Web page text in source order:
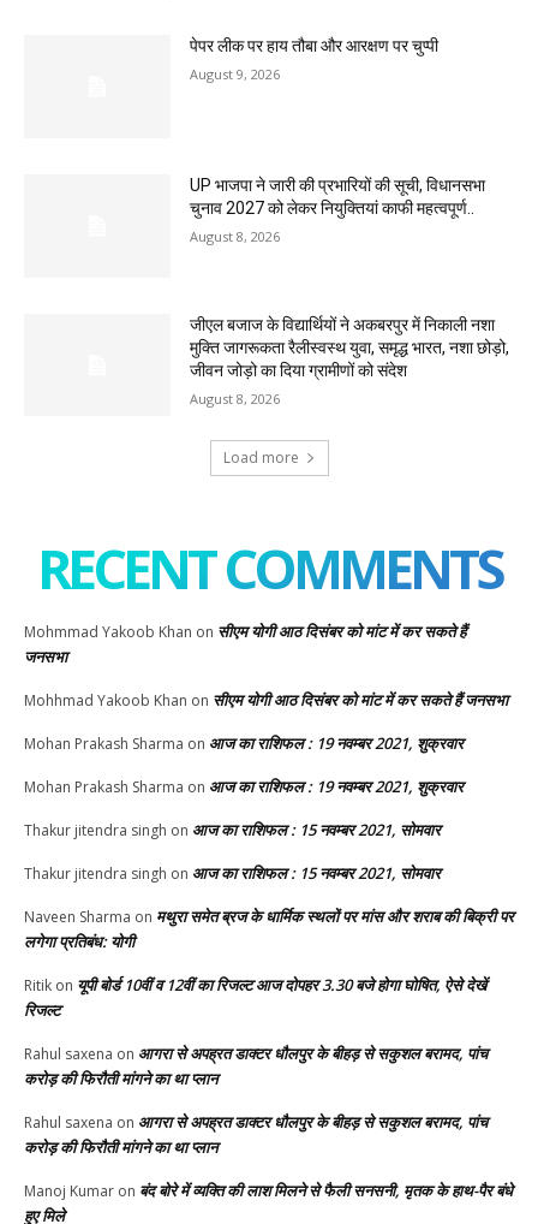
पेपर लीक पर हाय तौबा और आरक्षण पर चुप्पी
August 9, 2026
UP भाजपा ने जारी की प्रभारियों की सूची, विधानसभा
चुनाव 2027 को लेकर नियुक्तियां काफी महत्वपूर्ण..
August 8, 2026
जीएल बजाज के विद्यार्थियों ने अकबरपुर में निकाली नशा
मुक्ति जागरूकता रैलीस्वस्थ युवा, समृद्ध भारत, नशा छोड़ो,
जीवन जोड़ो का दिया ग्रामीणों को संदेश
August 8, 2026
Load more
RECENT COMMENTS
Mohmmad Yakoob Khan on सीएम योगी आठ दिसंबर को मांट में कर सकते हैं
जनसभा
Mohhmad Yakoob Khan on सीएम योगी आठ दिसंबर को मांट में कर सकते हैं जनसभा
Mohan Prakash Sharma on आज का राशिफल : 19 नवम्बर 2021, शुक्रवार
Mohan Prakash Sharma on आज का राशिफल : 19 नवम्बर 2021, शुक्रवार
Thakur jitendra singh on आज का राशिफल : 15 नवम्बर 2021, सोमवार
Thakur jitendra singh on आज का राशिफल : 15 नवम्बर 2021, सोमवार
Naveen Sharma on मथुरा समेत ब्रज के धार्मिक स्थलों पर मांस और शराब की बिक्री पर
लगेगा प्रतिबंध: योगी
Ritik on यूपी बोर्ड 10वीं व 12वीं का रिजल्ट आज दोपहर 3.30 बजे होगा घोषित, ऐसे देखें
रिजल्ट
Rahul saxena on आगरा से अपह्रत डाक्टर धौलपुर के बीहड़ से सकुशल बरामद, पांच
करोड़ की फिरौती मांगने का था प्लान
Rahul saxena on आगरा से अपह्रत डाक्टर धौलपुर के बीहड़ से सकुशल बरामद, पांच
करोड़ की फिरौती मांगने का था प्लान
Manoj Kumar on बंद बोरे में व्यक्ति की लाश मिलने से फैली सनसनी, मृतक के हाथ-पैर बंधे
हुए मिले